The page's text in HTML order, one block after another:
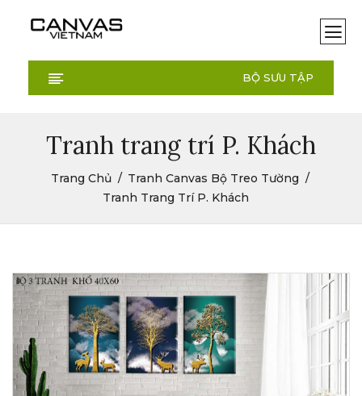
BỘ SƯU TẬP
Tranh trang trí P. Khách
Trang Chủ
Tranh Canvas Bộ Treo Tường
Tranh Trang Trí P. Khách